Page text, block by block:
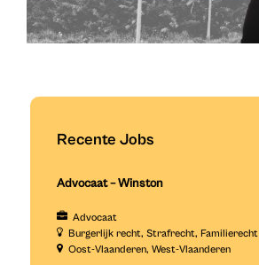
Recente Jobs
Advocaat – Winston
Advocaat
Burgerlijk recht Strafrecht Familierecht
Oost-Vlaanderen West-Vlaanderen